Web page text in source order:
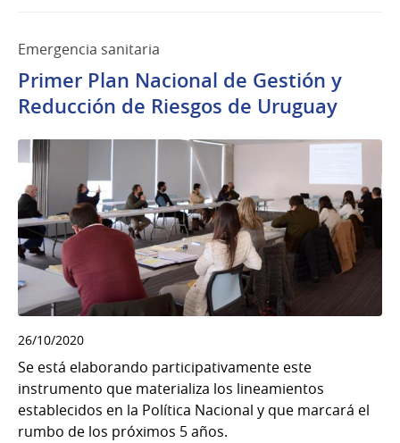
Emergencia sanitaria
Primer Plan Nacional de Gestión y
Reducción de Riesgos de Uruguay
26/10/2020
Se está elaborando participativamente este
instrumento que materializa los lineamientos
establecidos en la Política Nacional y que marcará el
rumbo de los próximos 5 años.